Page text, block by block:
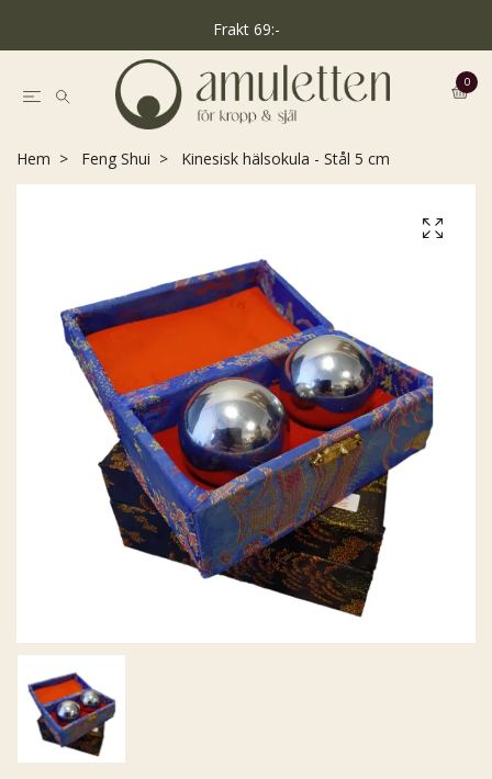
Frakt 69:-
0
Hem Feng Shui Kinesisk hälsokula - Stål 5 cm